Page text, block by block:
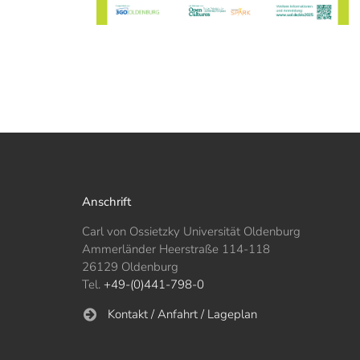
Anschrift
Carl von Ossietzky Universität Oldenburg
Ammerländer Heerstraße 114-118
26129 Oldenburg
Tel. +49-(0)441-798-0
Kontakt / Anfahrt / Lageplan